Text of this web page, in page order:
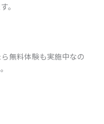
。
無料体験も実施中なの